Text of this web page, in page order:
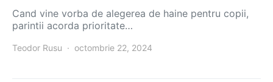
Cand vine vorba de alegerea de haine pentru copii,
parintii acorda prioritate…
Teodor Rusu octombrie 22, 2024